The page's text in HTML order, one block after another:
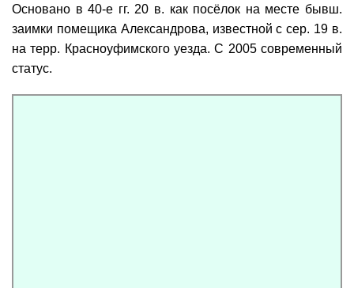
Основано в 40-е гг. 20 в. как посёлок на месте бывш.
заимки помещика Александрова, известной с сер. 19 в.
на терр. Красноуфимского уезда. С 2005 современный
статус.